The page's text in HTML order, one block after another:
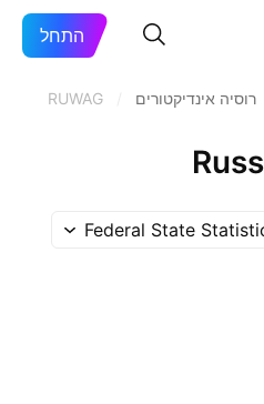
התחל
רוסיה‏ אינדיקטורים RUWAG
Federal State